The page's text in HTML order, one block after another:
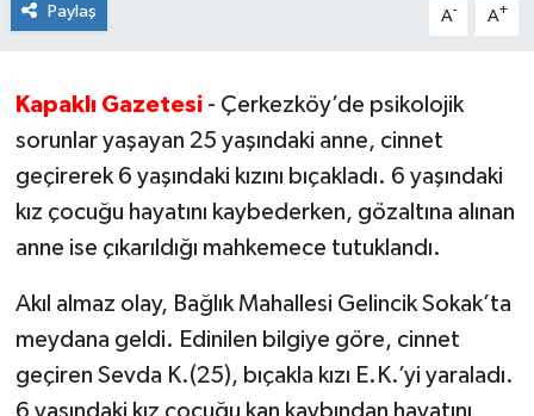
Paylaş A- A+
Kapaklı Gazetesi - Çerkezköy’de psikolojik
sorunlar yaşayan 25 yaşındaki anne, cinnet
geçirerek 6 yaşındaki kızını bıçakladı. 6 yaşındaki
kız çocuğu hayatını kaybederken, gözaltına alınan
anne ise çıkarıldığı mahkemece tutuklandı.
Akıl almaz olay, Bağlık Mahallesi Gelincik Sokak’ta
meydana geldi. Edinilen bilgiye göre, cinnet
geçiren Sevda K.(25), bıçakla kızı E.K.’yi yaraladı.
6 yaşındaki kız çocuğu kan kaybından hayatını